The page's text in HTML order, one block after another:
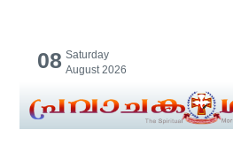
08 Saturday
August 2026